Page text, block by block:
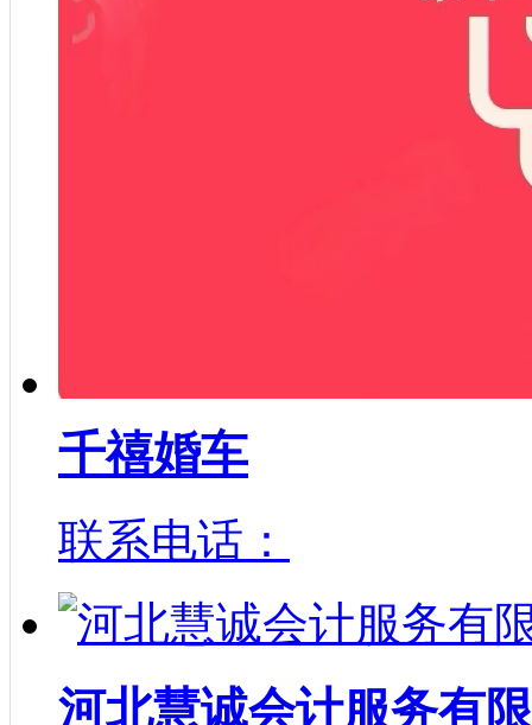
千禧婚车
联系电话：
河北慧诚会计服务有